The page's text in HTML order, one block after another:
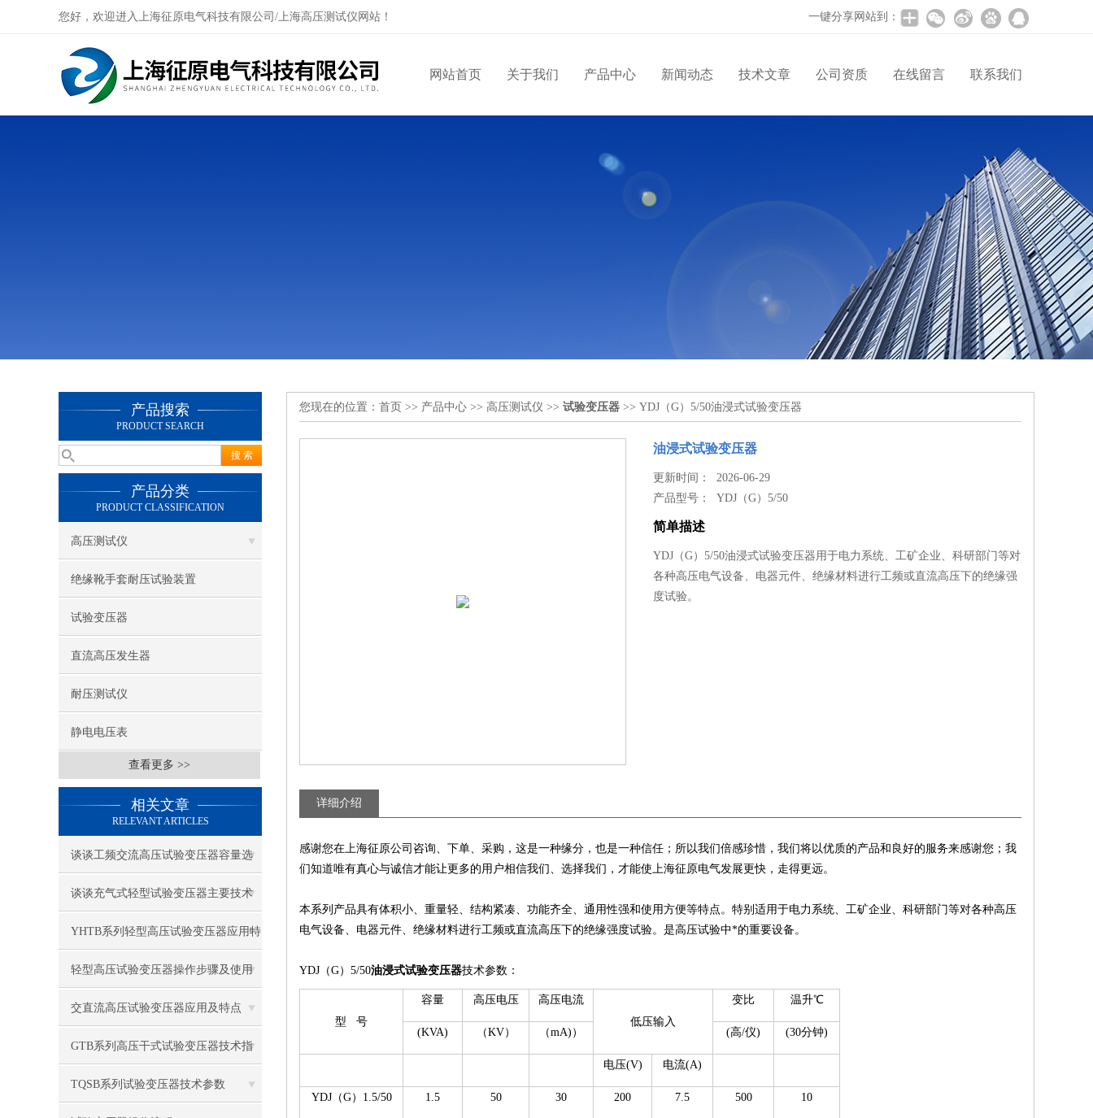
您好，欢迎进入上海征原电气科技有限公司/上海高压测试仪网站！ 一键分享网站到：
网站首页 关于我们 产品中心 新闻动态 技术文章 公司资质 在线留言 联系我们
产品搜索
PRODUCT SEARCH
产品分类
PRODUCT CLASSIFICATION
高压测试仪
绝缘靴手套耐压试验装置
试验变压器
直流高压发生器
耐压测试仪
静电电压表
查看更多 >>
相关文章
RELEVANT ARTICLES
谈谈工频交流高压试验变压器容量选
择
谈谈充气式轻型试验变压器主要技术
特点
YHTB系列轻型高压试验变压器应用特
点
轻型高压试验变压器操作步骤及使用
注意事项
交直流高压试验变压器应用及特点
GTB系列高压干式试验变压器技术指
标
TQSB系列试验变压器技术参数
您现在的位置： 首页 >> 产品中心 >> 高压测试仪 >> 试验变压器 >> YDJ（G）5/50油浸式试验变压器
油浸式试验变压器
更新时间： 2026-06-29
产品型号：YDJ（G）5/50
简单描述
YDJ（G）5/50油浸式试验变压器用于电力系统、工矿企业、科研部门等对
各种高压电气设备、电器元件、绝缘材料进行工频或直流高压下的绝缘强
度试验。
详细介绍
感谢您在上海征原公司咨询、下单、采购，这是一种缘分，也是一种信任；所以我们倍感珍惜，我们将以优质的产品和良好的服务来感谢您；我
们知道唯有真心与诚信才能让更多的用户相信我们、选择我们，才能使上海征原电气发展更快，走得更远。
本系列产品具有体积小、重量轻、结构紧凑、功能齐全、通用性强和使用方便等特点。特别适用于电力系统、工矿企业、科研部门等对各种高压
电气设备、电器元件、绝缘材料进行工频或直流高压下的绝缘强度试验。是高压试验中*的重要设备。
YDJ（G）5/50油浸式试验变压器技术参数：
型 号
容量 高压电压
高压电流
低压输入
变比 温升℃
(KVA) （KV） （mA)） (高/仪) (30分钟)
电压(V) 电流(A)
YDJ（G）1.5/50 1.5 50 30 200 7.5 500 10